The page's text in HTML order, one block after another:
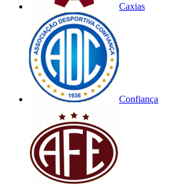
Caxias
Confiança